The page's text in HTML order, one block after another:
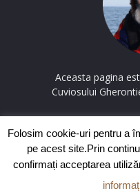
Aceasta pagina
Cuviosului
Contactați-ne:
© Copyright
Folosim cookie-uri pentru a
pe acest site.Prin
confirmați acceptarea